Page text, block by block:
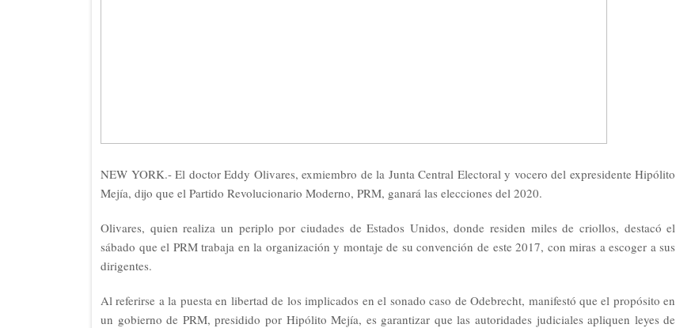
NEW YORK.- El doctor Eddy Olivares, exmiembro de la Junta Central Electoral y vocero del expresidente Hipólito
Mejía, dijo que el Partido Revolucionario Moderno, PRM, ganará las elecciones del 2020.
Olivares, quien realiza un periplo por ciudades de Estados Unidos, donde residen miles de criollos, destacó el
sábado que el PRM trabaja en la organización y montaje de su convención de este 2017, con miras a escoger a sus
dirigentes.
Al referirse a la puesta en libertad de los implicados en el sonado caso de Odebrecht, manifestó que el propósito en
un gobierno de PRM, presidido por Hipólito Mejía, es garantizar que las autoridades judiciales apliquen leyes de